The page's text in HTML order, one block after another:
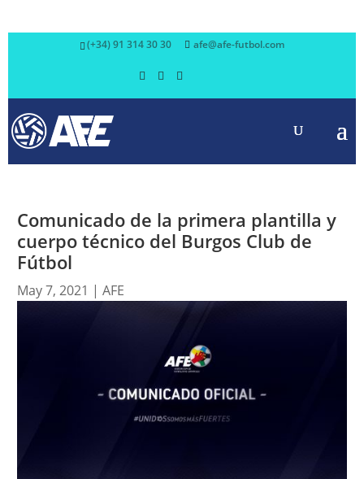
(+34) 91 314 30 30 afe@afe-futbol.com
Comunicado de la primera plantilla y
cuerpo técnico del Burgos Club de
Fútbol
May 7, 2021 | AFE